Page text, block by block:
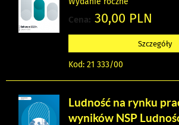
Cena: 30,00 PLN
Szczegóły
Kod: 21 333/00
Ludność na rynku
wyników NSP